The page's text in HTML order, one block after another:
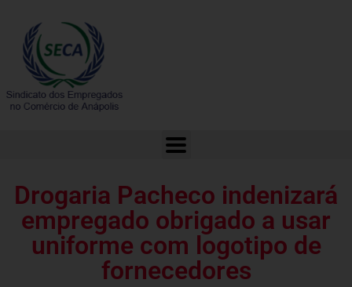
Drogaria Pacheco indenizará
empregado obrigado a usar
uniforme com logotipo de
fornecedores